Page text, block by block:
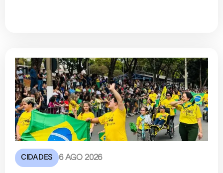
CIDADES 6 AGO 2026